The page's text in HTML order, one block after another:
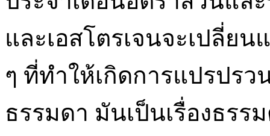
และเอสโตรเจนจะเปลี่ย
ๆ ที่ทำให้เกิดการแปรปรว
ธรรมดา มันเป็นเรื่องธร